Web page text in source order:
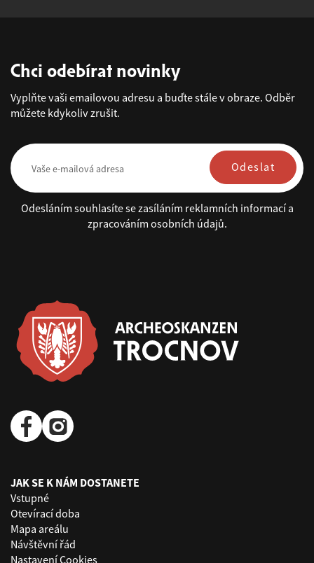
Chci odebírat novinky
Vyplňte vaši emailovou adresu a buďte stále v obraze. Odběr
můžete kdykoliv zrušit.
Odeslat
Odesláním souhlasíte se zasíláním reklamních informací a
zpracováním osobních údajů.
JAK SE K NÁM DOSTANETE
Vstupné
Otevírací doba
Mapa areálu
Návštěvní řád